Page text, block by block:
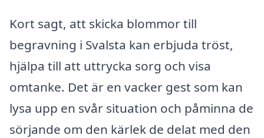
Kort sagt, att skicka blommor till
begravning i Svalsta kan erbjuda tröst,
hjälpa till att uttrycka sorg och visa
omtanke. Det är en vacker gest som kan
lysa upp en svår situation och påminna de
sörjande om den kärlek de delat med den